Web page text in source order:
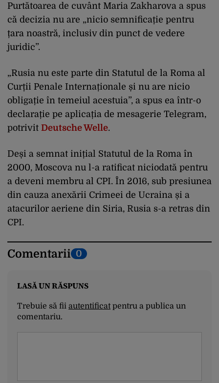
Purtătoarea de cuvânt Maria Zakharova a spus
că decizia nu are „nicio semnificație pentru
țara noastră, inclusiv din punct de vedere
juridic”.
„Rusia nu este parte din Statutul de la Roma al
Curții Penale Internaționale și nu are nicio
obligație în temeiul acestuia”, a spus ea într-o
declarație pe aplicația de mesagerie Telegram,
potrivit Deutsche Welle.
Deși a semnat inițial Statutul de la Roma în
2000, Moscova nu l-a ratificat niciodată pentru
a deveni membru al CPI. În 2016, sub presiunea
din cauza anexării Crimeei de Ucraina și a
atacurilor aeriene din Siria, Rusia s-a retras din
CPI.
Comentarii 0
LASĂ UN RĂSPUNS
Trebuie să fii autentificatpentru a publica un
comentariu.